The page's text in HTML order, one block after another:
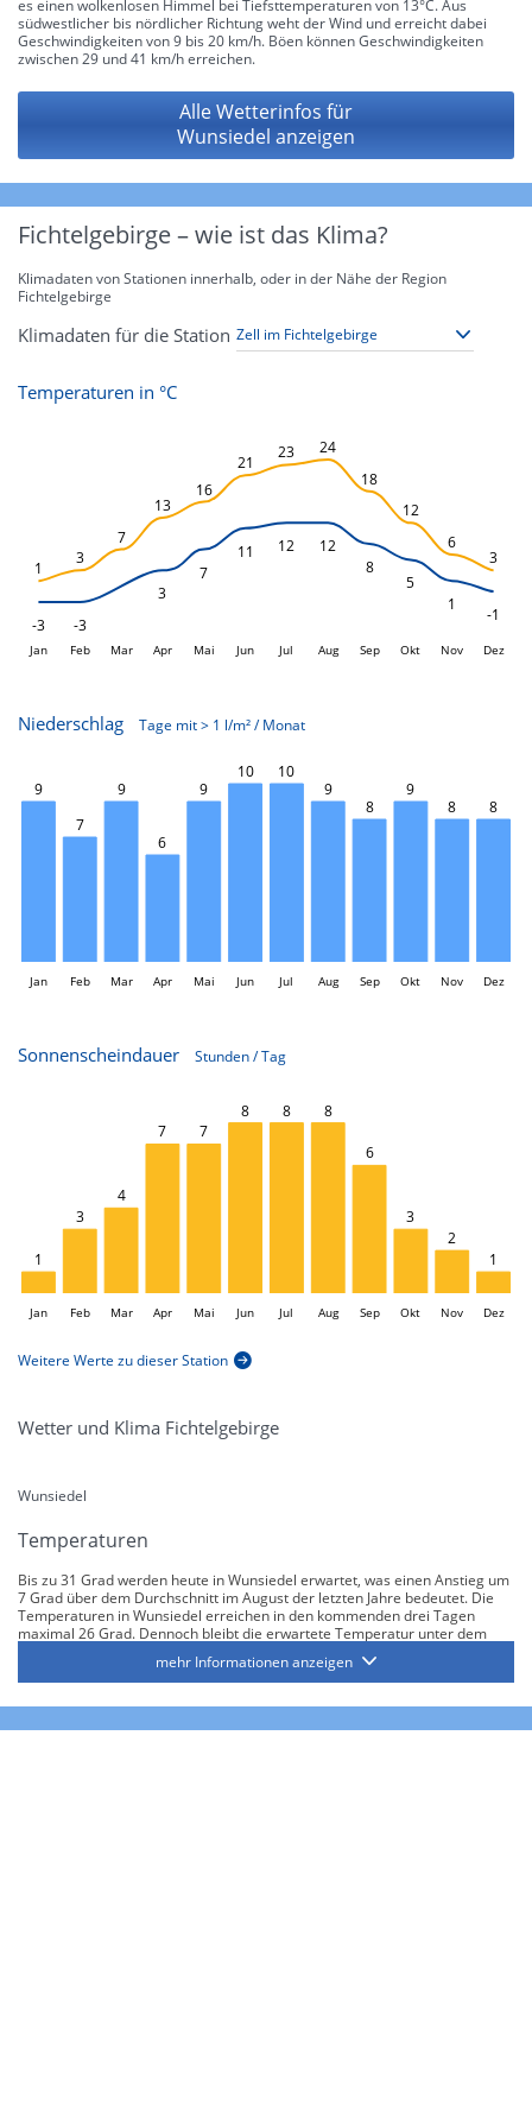
es einen wolkenlosen Himmel bei Tiefsttemperaturen von 13°C. Aus
südwestlicher bis nördlicher Richtung weht der Wind und erreicht dabei
Geschwindigkeiten von 9 bis 20 km/h. Böen können Geschwindigkeiten
zwischen 29 und 41 km/h erreichen.
Alle Wetterinfos für
Wunsiedel anzeigen
Fichtelgebirge – wie ist das Klima?
Klimadaten von Stationen innerhalb, oder in der Nähe der Region
Fichtelgebirge
Klimadaten für die Station
Temperaturen in °C
1
3
7
13
16
21
23
24
18
12
6
3
-3 -3
3
7
11 12
12
8
5
1
-1
Jan Feb Mar Apr Mai Jun Jul Aug Sep Okt Nov Dez
Niederschlag Tage mit > 1 l/m² / Monat
9
7
9
6
9
10
10
9
8
9
8
8
Jan Feb Mar Apr Mai Jun Jul Aug Sep Okt Nov Dez
Sonnenscheindauer Stunden / Tag
1
3
4
7 7
8 8 8
6
3
2
1
Jan Feb Mar Apr Mai Jun Jul Aug Sep Okt Nov Dez
Weitere Werte zu dieser Station
Wetter und Klima Fichtelgebirge
Wunsiedel
Temperaturen
Bis zu 31 Grad werden heute in Wunsiedel erwartet, was einen Anstieg um
7 Grad über dem Durchschnitt im August der letzten Jahre bedeutet. Die
Temperaturen in Wunsiedel erreichen in den kommenden drei Tagen
maximal 26 Grad. Dennoch bleibt die erwartete Temperatur unter dem
Im Monat August wurden in der Region Fichtelgebirge in der Vergangenheit
mehr Informationen anzeigen